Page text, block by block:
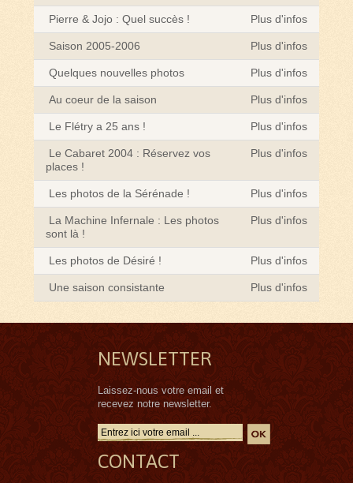
Pierre & Jojo : Quel succès ! Plus d'infos
Saison 2005-2006 Plus d'infos
Quelques nouvelles photos Plus d'infos
Au coeur de la saison Plus d'infos
Le Flétry a 25 ans ! Plus d'infos
Le Cabaret 2004 : Réservez vos
places !
Plus d'infos
Les photos de la Sérénade ! Plus d'infos
La Machine Infernale : Les photos
sont là !
Plus d'infos
Les photos de Désiré ! Plus d'infos
Une saison consistante Plus d'infos
NEWSLETTER
Laissez-nous votre email et
recevez notre newsletter.
CONTACT